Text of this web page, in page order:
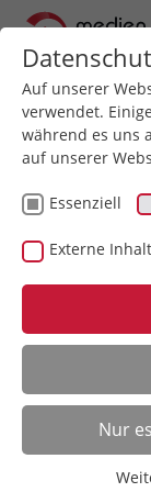
< Blogder
Dia
Ein Dia
ein Dia
einem Dia
archiviert
Auf unserer
verwendet.
während es uns
auf unserer
Essenziell
Externe
Nur